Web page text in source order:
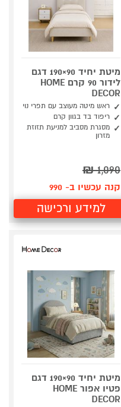
מיטת יחיד 90×190 דגם
לידור 90 קרם HOME
DECOR
ראש מיטה מעוצב עם תפרי נוי
ריפוד בד בגוון קרם
מסגרת מסביב למניעת תזוזת
מזרון
1,090
₪
קנה עכשיו ב- 990
למידע ורכישה
מיטת יחיד 90×190 דגם
פטיו אפור HOME
DECOR